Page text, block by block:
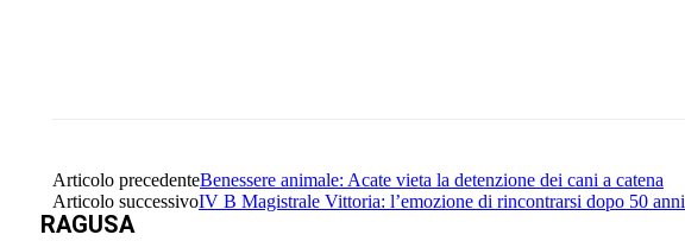
Articolo precedenteBenessere animale: Acate vieta la detenzione dei cani a catena
Articolo successivoIV B Magistrale Vittoria: l’emozione di rincontrarsi dopo 50 anni
RAGUSA